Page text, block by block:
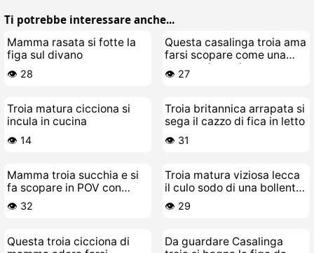
Ti potrebbe interessare anche...
Mamma rasata si fotte la
figa sul divano
👁️ 28
Questa casalinga troia ama
farsi scopare come una
puttana in cucina
👁️ 27
Troia matura cicciona si
incula in cucina
👁️ 14
Troia britannica arrapata si
sega il cazzo di fica in letto
👁️ 31
Mamma troia succhia e si
fa scopare in POV con
sborrata in faccia
👁️ 32
Troia matura viziosa lecca
il culo sodo di una bollente
lesbica giovane
👁️ 29
Questa troia cicciona di
Da guardare Casalinga